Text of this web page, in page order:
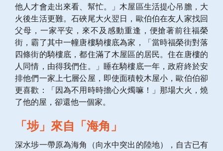
他人才會走出來看、幫忙。」木屋區生活提心吊膽，大
火後生活更難。石硤尾大火翌日，歐伯伯在友人家找回
父母，一家平安，來不及感動重逢，便搶著前往福榮
街，霸了其中一幢唐樓騎樓底為家，「當時福榮街對落
四條街的騎樓底，都住滿了木屋區的居民。住在唐樓的
人同情，由得我們住。」睡在騎樓底一年，政府終於安
排他們一家上七層公屋，即使面積較木屋小，歐伯伯卻
更喜歡：「因為不用時時擔心火燭嘛！」那場大火，燒
了他的屋，卻還他一個家。
「埗」來自「海角」
深水埗一帶原為海角（向水中突出的陸地），自古已有